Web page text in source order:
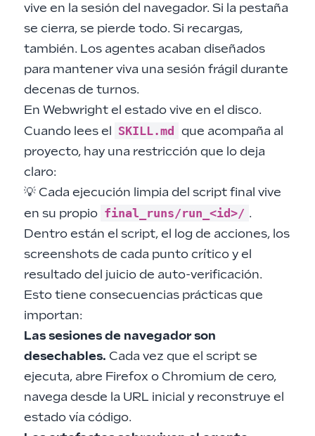
vive en la sesión del navegador. Si la pestaña
se cierra, se pierde todo. Si recargas,
también. Los agentes acaban diseñados
para mantener viva una sesión frágil durante
decenas de turnos.
En Webwright el estado vive en el disco.
Cuando lees el SKILL.md
que acompaña al
proyecto, hay una restricción que lo deja
claro:
💡 Cada ejecución limpia del script final vive
en su propio final_runs/run_<id>/ .
Dentro están el script, el log de acciones, los
screenshots de cada punto crítico y el
resultado del juicio de auto-verificación.
Esto tiene consecuencias prácticas que
importan:
Las sesiones de navegador son
desechables. Cada vez que el script se
ejecuta, abre Firefox o Chromium de cero,
navega desde la URL inicial y reconstruye el
estado vía código.